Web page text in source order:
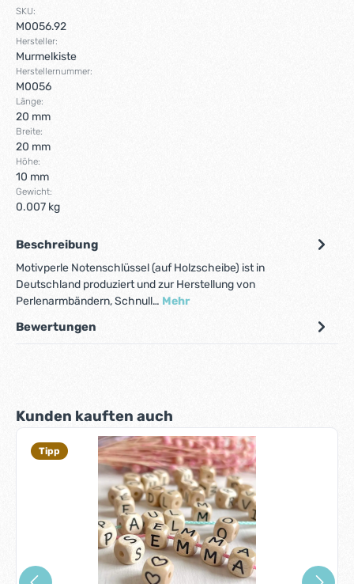
SKU:
M0056.92
Hersteller:
Murmelkiste
Herstellernummer:
M0056
Länge:
20 mm
Breite:
20 mm
Höhe:
10 mm
Gewicht:
0.007 kg
Beschreibung
Motivperle Notenschlüssel (auf Holzscheibe) ist in
Deutschland produziert und zur Herstellung von
Perlenarmbändern, Schnull… Mehr
Bewertungen
Produktgalerie überspringen
Kunden kauften auch
Tipp